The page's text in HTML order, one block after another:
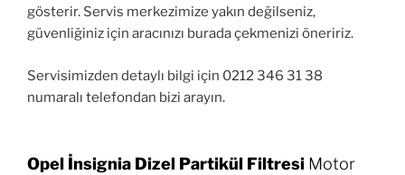
gösterir. Servis merkezimize yakın değilseniz,
güvenliğiniz için aracınızı burada çekmenizi öneririz.
Servisimizden detaylı bilgi için 0212 346 31 38
numaralı telefondan bizi arayın.
Opel İnsignia Dizel Partikül Filtresi Motor